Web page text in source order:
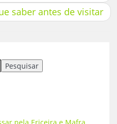
saber antes de visitar
Pesquisar